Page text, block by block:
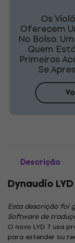
Os
Oferecem
No Bolso.
Quem
Primeiros
Se
Descrição
Dynaudio
Esta descrição foi
Software de
O novo LYD 7 usa
para estender ou